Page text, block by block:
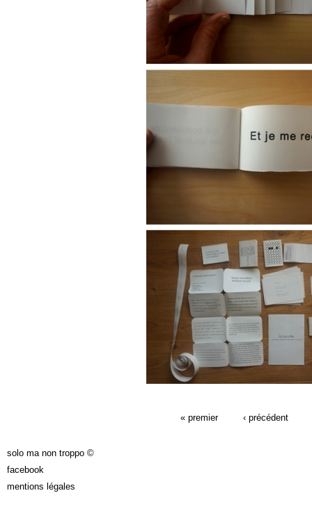
« premier ‹ précédent
solo ma non troppo ©
facebook
mentions légales